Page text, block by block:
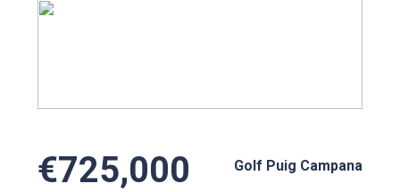
€725,000 Golf Puig Campana